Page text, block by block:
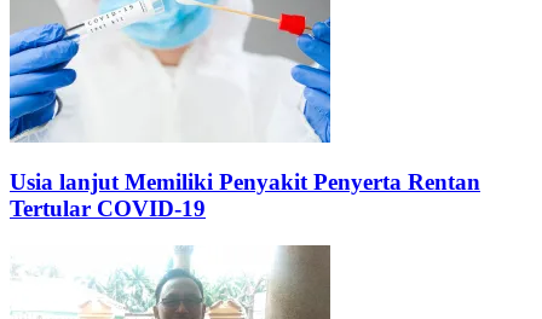
Usia lanjut Memiliki Penyakit Penyerta Rentan
Tertular COVID-19